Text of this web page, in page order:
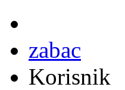
zabac
Korisnik